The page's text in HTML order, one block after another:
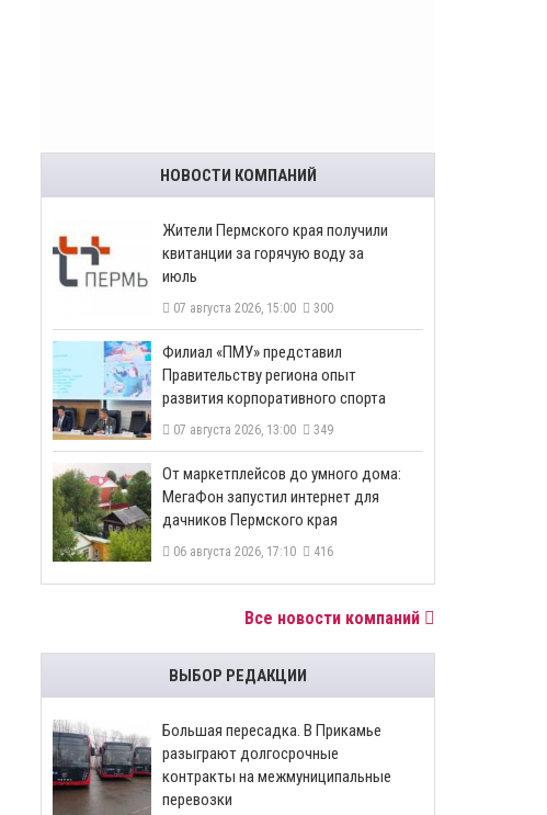
НОВОСТИ КОМПАНИЙ
​Жители Пермского края получили
квитанции за горячую воду за
июль
07 августа 2026, 15:00 300
​Филиал «ПМУ» представил
Правительству региона опыт
развития корпоративного спорта
07 августа 2026, 13:00 349
От маркетплейсов до умного дома:
МегаФон запустил интернет для
дачников Пермского края
06 августа 2026, 17:10 416
Все новости компаний
ВЫБОР РЕДАКЦИИ
Большая пересадка. В Прикамье
разыграют долгосрочные
контракты на межмуниципальные
перевозки